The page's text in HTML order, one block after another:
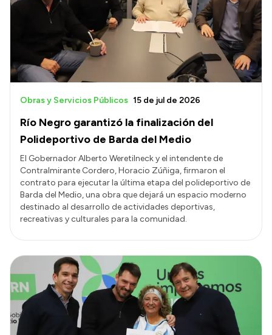
Río Negro garantizó la finalización del
Polideportivo de Barda del Medio
Obras y Servicios Públicos 15 de jul de 2026
El Gobernador Alberto Weretilneck y el intendente de
Contralmirante Cordero, Horacio Zúñiga, firmaron el
contrato para ejecutar la última etapa del polideportivo de
Barda del Medio, una obra que dejará un espacio moderno
destinado al desarrollo de actividades deportivas,
recreativas y culturales para la comunidad.